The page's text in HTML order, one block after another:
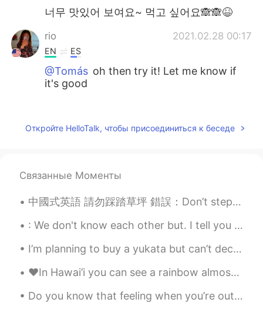
너무 맛있어 보여요~ 먹고 싶어요🙈🙈😆
rio 2021.02.28 00:17
EN ES
@Tomás oh then try it! Let me know if
it's good
rio
EN ES
@AnelisZenderelleestá comenzando a
restaurante que lo vende está lejos
Откройте HelloTalk, чтобы присоединиться к беседе
Связанные Моменты
中國式英語 請勿踩踏草坪 錯誤：Don’t step on the grass. 正確：Keep off the grass. 這是比較常見的用詞不當，也就是屬於英漢的邏輯思維不同，如果要表達地...
: We don't know each other but. I tell you that your smile is beautiful and your soul is beautifu...
I’m planning to buy a yukata but can’t decide because they’re all too beautiful、、Which one would ...
❤️In Hawai’i you can see a rainbow almost everyday! It’s such a beautiful 😍 thing and one that I ...
Do you know that feeling when you’re out in nature at 5 or 6am and everything’s still quiet and t...